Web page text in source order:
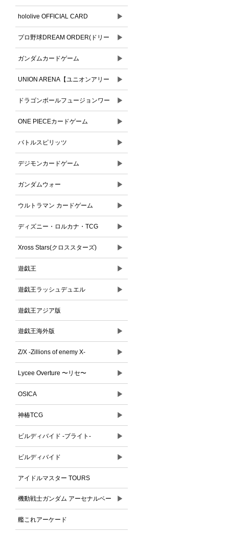
カードゲーム
hololive OFFICIAL CARD
GAME(ホロライブオフィシャルカ
ードゲーム)
▶
プロ野球DREAM ORDER(ドリー
ムオーダー)
▶
ガンダムカードゲーム ▶
UNION ARENA【ユニオンアリー
ナ】
▶
ドラゴンボールフュージョンワー
ルド
▶
ONE PIECEカードゲーム ▶
バトルスピリッツ ▶
デジモンカードゲーム ▶
ガンダムウォー ▶
ウルトラマン カードゲーム ▶
ディズニー・ロルカナ・TCG ▶
Xross Stars(クロススターズ) ▶
遊戯王 ▶
遊戯王ラッシュデュエル ▶
遊戯王アジア版
遊戯王海外版 ▶
Z/X -Zillions of enemy X- ▶
Lycee Overture 〜リセ〜 ▶
OSICA ▶
神椿TCG ▶
ビルディバイド -ブライト- ▶
ビルディバイド ▶
アイドルマスター TOURS
機動戦士ガンダム アーセナルベー
ス
▶
艦これアーケード